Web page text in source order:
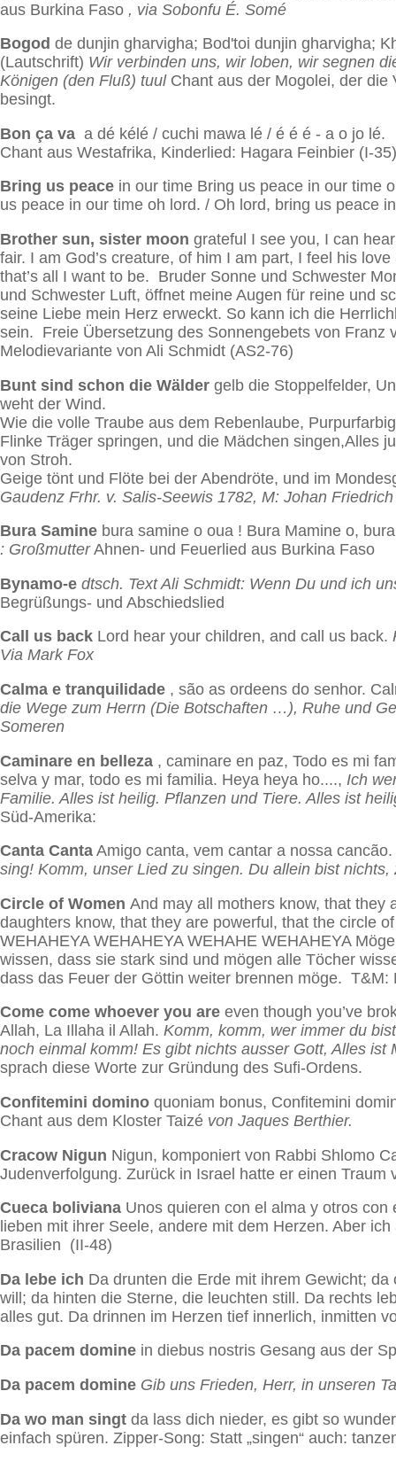
aus Burkina Faso , via Sobonfu É. Somé
Bogod de dunjin gharvigha; Bod'toi dunjin gharvigha;
(Lautschrift) Wir verbinden uns, wir loben, wir segnen
Königen (den Fluß) tuulChant aus der Mogolei, der die
besingt.
Bon ça va a dé kélé / cuchi mawa lé / é é é - a o jo
Chant aus Westafrika, Kinderlied: Hagara Feinbier (I-35)
Bring us peace in our time Bring us peace in our time
us peace in our time oh lord. / Oh lord, bring us peace
Brother sun, sister moon grateful I see you, I can
fair. I am God’s creature, of him I am part, I feel his
that’s all I want to be. Bruder Sonne und Schwester
und Schwester Luft, öffnet meine Augen für reine und
seine Liebe mein Herz erweckt. So kann ich die
sein. Freie Übersetzung des Sonnengebets von Franz
Melodievariante von Ali Schmidt (AS2-76)
Bunt sind schon die Wälder gelb die Stoppelfelder,
weht der Wind.
Wie die volle Traube aus dem Rebenlaube,
Flinke Träger springen, und die Mädchen singen,Alles
von Stroh.
Geige tönt und Flöte bei der Abendröte, und im
Gaudenz Frhr. v. Salis-Seewis 1782, M: Johan
Bura Samine bura samine o oua ! Bura Mamine o,
: GroßmutterAhnen- und Feuerlied aus Burkina Faso
Bynamo-e dtsch. Text Ali Schmidt: Wenn Du und ich
Begrüßungs- und Abschiedslied
Call us back Lord hear your children, and call us back.
Via Mark Fox
Calma e tranquilidade , são as ordeens do senhor.
die Wege zum Herrn (Die Botschaften …), Ruhe und
Someren
Caminare en belleza , caminare en paz, Todo es mi
selva y mar, todo es mi familia. Heya heya ho...., Ich
Familie. Alles ist heilig. Pflanzen und Tiere. Alles ist
Süd-Amerika:
Canta Canta Amigo canta, vem cantar a nossa
sing! Komm, unser Lied zu singen. Du allein bist
Circle of Women And may all mothers know, that they
daughters know, that they are powerful, that the circle
WEHAHEYA WEHAHEYA WEHAHE WEHAHEYA
wissen, dass sie stark sind und mögen alle Töcher
dass das Feuer der Göttin weiter brennen möge. T&M:
Come come whoever you are even though you’ve
Allah, La Illaha il Allah. Komm, komm, wer immer du
noch einmal komm! Es gibt nichts ausser Gott, Alles
sprach diese Worte zur Gründung des Sufi-Ordens.
Confitemini domino quoniam bonus, Confitemini
Chant aus dem Kloster Taizé von Jaques Berthier.
Cracow Nigun Nigun, komponiert von Rabbi Shlomo
Judenverfolgung. Zurück in Israel hatte er einen
Cueca boliviana Unos quieren con el alma y otros
lieben mit ihrer Seele, andere mit dem Herzen. Aber
Brasilien (II-48)
Da lebe ich Da drunten die Erde mit ihrem Gewicht;
will; da hinten die Sterne, die leuchten still. Da rechts
alles gut. Da drinnen im Herzen tief innerlich, inmitten
Da pacem domine in diebus nostris Gesang aus der
Da pacem domine Gib uns Frieden, Herr, in unseren
Da wo man singt da lass dich nieder, es gibt so
einfach spüren. Zipper-Song: Statt „singen“ auch: